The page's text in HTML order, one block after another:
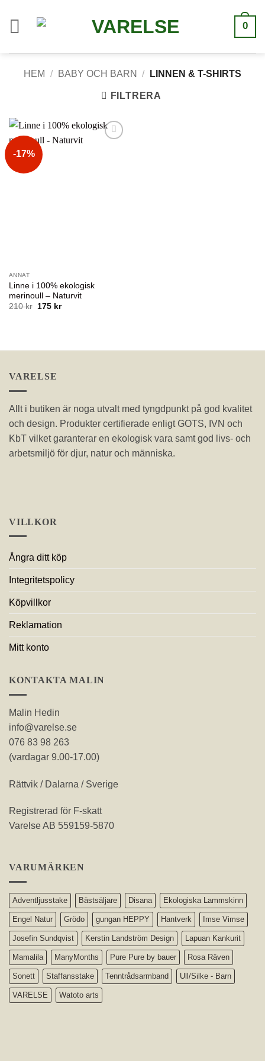
innehåll
0
HEM / BABY OCH BARN / LINNEN & T-SHIRTS
FILTRERA
-17%
ANNAT
Linne i 100% ekologisk
merinoull – Naturvit
210kr
Det
175 krDet
VARELSE
Allt i butiken är noga utvalt med tyngdpunkt på god kvalitet
och design. Produkter certifierade enligt GOTS, IVN och
KbT vilket garanterar en ekologisk vara samt god livs- och
arbetsmiljö för djur, natur och människa.
VILLKOR
Ångra ditt köp
Integritetspolicy
Köpvillkor
Reklamation
Mitt konto
KONTAKTA MALIN
Malin Hedin
info@varelse.se
076 83 98 263
(vardagar 9.00-17.00)
Rättvik / Dalarna / Sverige
Registrerad för F-skatt
Varelse AB 559159-5870
VARUMÄRKEN
Adventljusstake Bästsäljare Disana Ekologiska Lammskinn
Engel Natur Grödo gungan HEPPY Hantverk Imse Vimse
Josefin Sundqvist Kerstin Landström Design Lapuan Kankurit
Mamalila ManyMonths Pure Pure by bauer Rosa Räven
Sonett Staffansstake Tenntrådsarmband Ull/Silke - Barn
VARELSE Watoto arts